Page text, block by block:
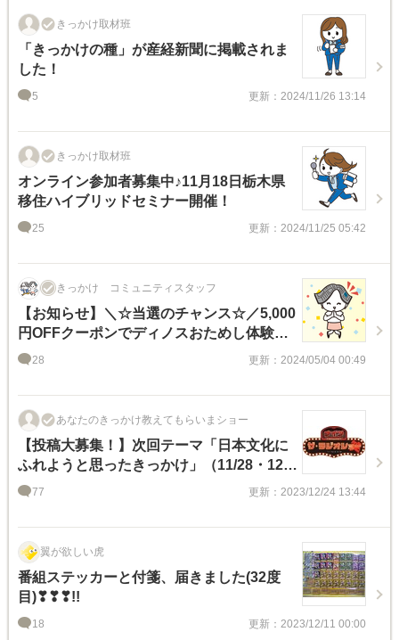
きっかけ取材班
「きっかけの種」が産経新聞に掲載されま
した！
5 更新：2024/11/26 13:14
きっかけ取材班
オンライン参加者募集中♪11月18日栃木県
移住ハイブリッドセミナー開催！
25 更新：2024/11/25 05:42
きっかけ コミュニティスタッフ
【お知らせ】＼☆当選のチャンス☆／5,000
円OFFクーポンでディノスおためし体験
を...！
28 更新：2024/05/04 00:49
あなたのきっかけ教えてもらいまショー
【投稿大募集！】次回テーマ「日本文化に
ふれようと思ったきっかけ」（11/28・12/5
放送分)
77 更新：2023/12/24 13:44
翼が欲しい虎
番組ステッカーと付箋、届きました(32度
目)❣❣❣!!
18 更新：2023/12/11 00:00